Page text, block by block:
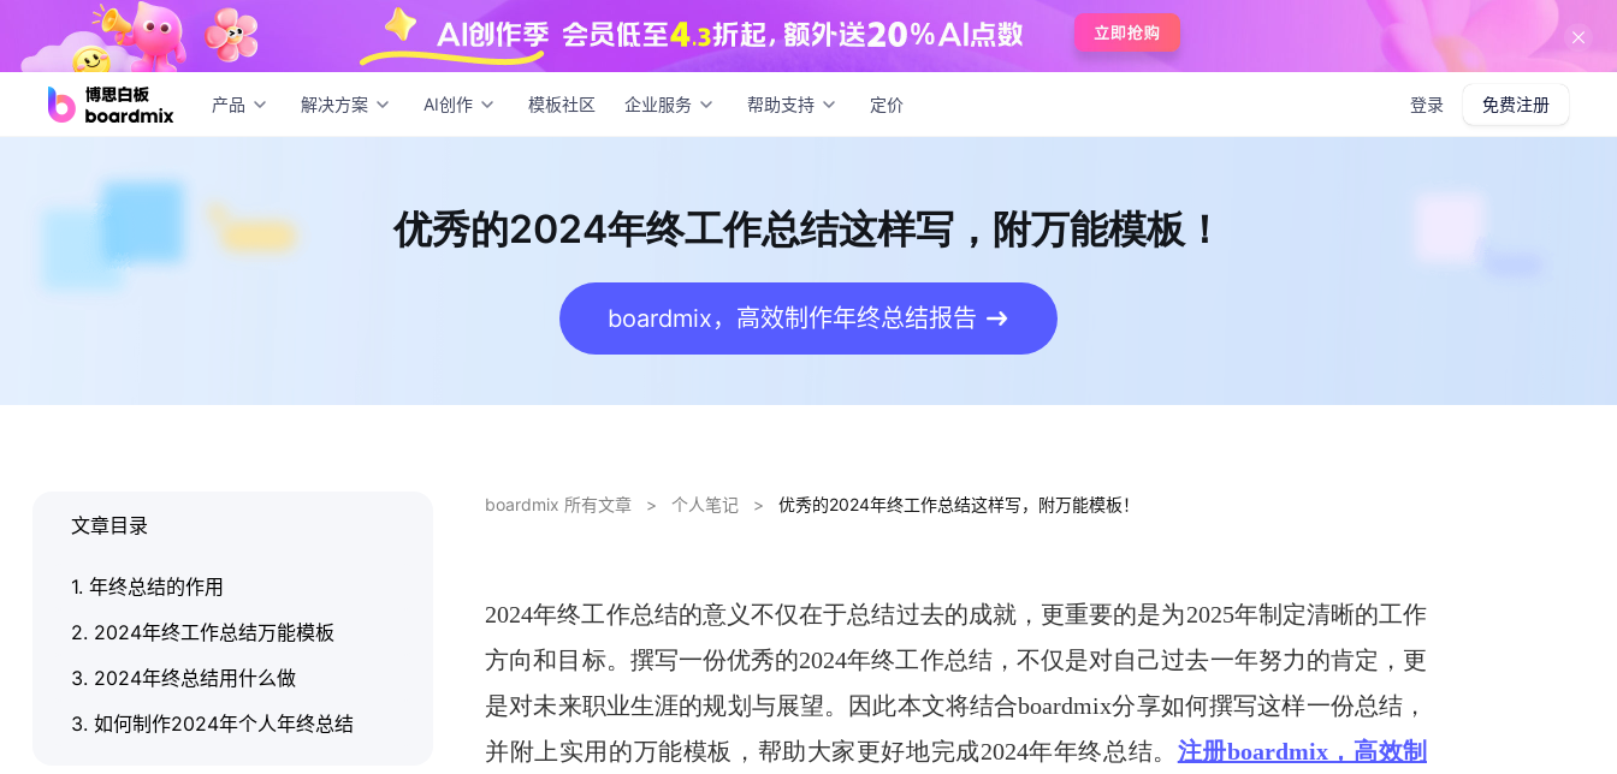
产品 解决方案 AI创作 模板社区 企业服务 帮助支持 定价 登录 免费注册
优秀的2024年终工作总结这样写，附万能模板！
优秀的2024年终工作总结这样写，附万能模板！
boardmix，高效制作年终总结报告
boardmix 所有文章 > 个人笔记 > 优秀的2024年终工作总结这样写，附万能模板！
2024年终工作总结的意义不仅在于总结过去的成就，更重要的是为2025年制定清晰的工作
方向和目标。撰写一份优秀的2024年终工作总结，不仅是对自己过去一年努力的肯定，更
是对未来职业生涯的规划与展望。因此本文将结合boardmix分享如何撰写这样一份总结，
并附上实用的万能模板，帮助大家更好地完成2024年年终总结。 注册boardmix，高效制
文章目录
1. 年终总结的作用
2. 2024年终工作总结万能模板
3. 2024年终总结用什么做
3. 如何制作2024年个人年终总结